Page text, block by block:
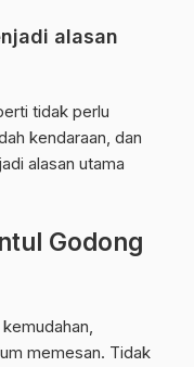
alasan
tidak perlu
kendaraan, dan
alasan utama
Godong
memesan. Tidak